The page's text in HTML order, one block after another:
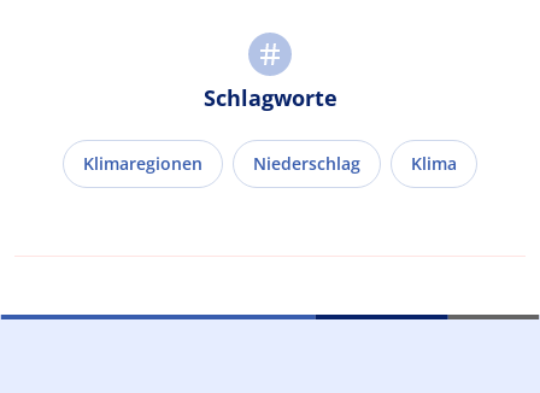
Schlagworte
Klimaregionen Niederschlag Klima